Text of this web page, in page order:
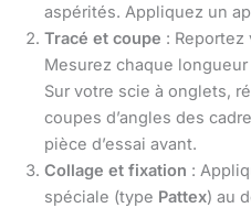
aspérités. Appliquez un
Tracé et coupe : Reportez
Mesurez chaque
Sur votre scie à onglets,
coupes d’angles des
pièce d’essai avant.
Collage et fixation :
spéciale (type Pattex) au